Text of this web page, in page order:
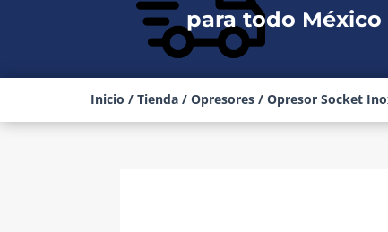
para todo México
Inicio / Tienda/ Opresores/ Opresor Socket